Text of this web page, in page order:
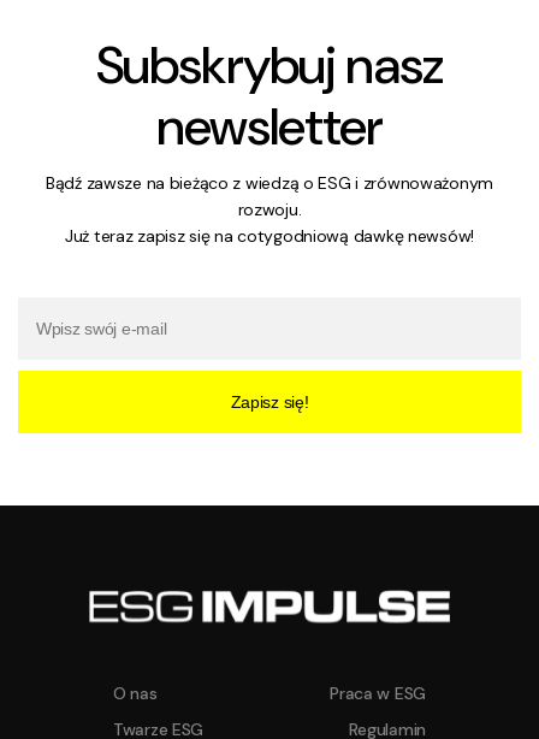
Subskrybuj nasz
newsletter
Bądź zawsze na bieżąco z wiedzą o ESG i zrównoważonym
rozwoju.
Już teraz zapisz się na cotygodniową dawkę newsów!
Zapisz się!
O nas
Praca w ESG
Twarze ESG
Regulamin